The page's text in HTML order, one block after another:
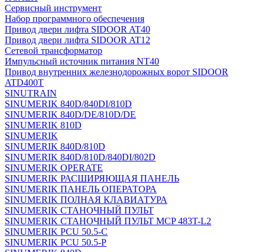
Сервисный инструмент
Набор программного обеспечения
Привод двери лифта SIDOOR AT40
Привод двери лифта SIDOOR AT12
Сетевой трансформатор
Импульсный источник питания NT40
Привод внутренних железнодорожных ворот SIDOOR
ATD400T
SINUTRAIN
SINUMERIK 840D/840DI/810D
SINUMERIK 840D/DE/810D/DE
SINUMERIK 810D
SINUMERIK
SINUMERIK 840D/810D
SINUMERIK 840D/810D/840DI/802D
SINUMERIK OPERATE
SINUMERIK РАСШИРЯЮЩАЯ ПАНЕЛЬ
SINUMERIK ПАНЕЛЬ ОПЕРАТОРА
SINUMERIK ПОЛНАЯ КЛАВИАТУРА
SINUMERIK СТАНОЧНЫЙ ПУЛЬТ
SINUMERIK СТАНОЧНЫЙ ПУЛЬТ MCP 483T-L2
SINUMERIK PCU 50.5-C
SINUMERIK PCU 50.5-P